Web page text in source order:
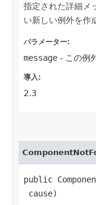
指定された詳細メ
い新しい例外を作
パラメーター:
message - この例
導入:
2.3
public
cause)